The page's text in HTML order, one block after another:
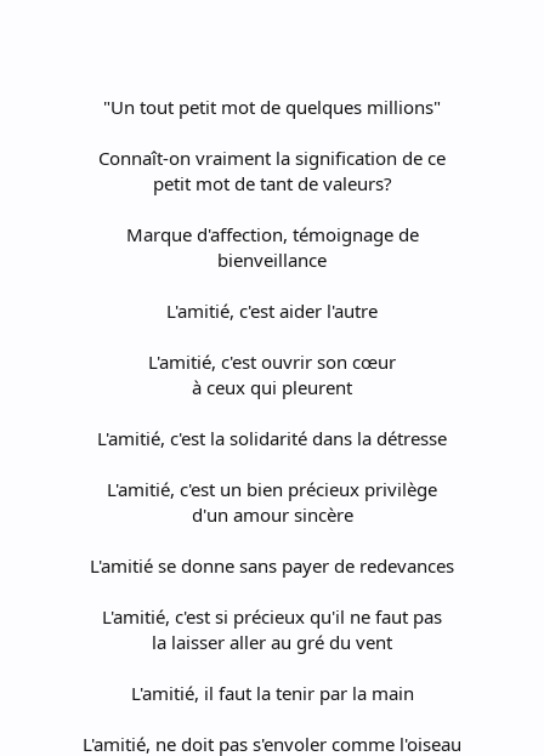
"Un tout petit mot de quelques millions"
Connaît-on vraiment la signification de ce
petit mot de tant de valeurs?
Marque d'affection, témoignage de
bienveillance
L'amitié, c'est aider l'autre
L'amitié, c'est ouvrir son cœur
à ceux qui pleurent
L'amitié, c'est la solidarité dans la détresse
L'amitié, c'est un bien précieux privilège
d'un amour sincère
L'amitié se donne sans payer de redevances
L'amitié, c'est si précieux qu'il ne faut pas
la laisser aller au gré du vent
L'amitié, il faut la tenir par la main
L'amitié, ne doit pas s'envoler comme l'oiseau